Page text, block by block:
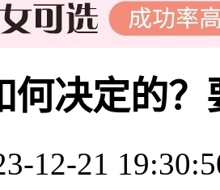
何决定的
12-21